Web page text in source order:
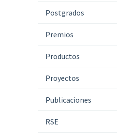
Postgrados
Premios
Productos
Proyectos
Publicaciones
RSE